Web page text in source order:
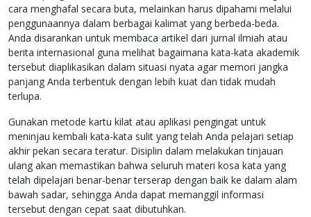
cara menghafal secara buta, melainkan harus dipahami melalui
penggunaannya dalam berbagai kalimat yang berbeda-beda.
Anda disarankan untuk membaca artikel dari jurnal ilmiah atau
berita internasional guna melihat bagaimana kata-kata akademik
tersebut diaplikasikan dalam situasi nyata agar memori jangka
panjang Anda terbentuk dengan lebih kuat dan tidak mudah
terlupa.
Gunakan metode kartu kilat atau aplikasi pengingat untuk
meninjau kembali kata-kata sulit yang telah Anda pelajari setiap
akhir pekan secara teratur. Disiplin dalam melakukan tinjauan
ulang akan memastikan bahwa seluruh materi kosa kata yang
telah dipelajari benar-benar terserap dengan baik ke dalam alam
bawah sadar, sehingga Anda dapat memanggil informasi
tersebut dengan cepat saat dibutuhkan.